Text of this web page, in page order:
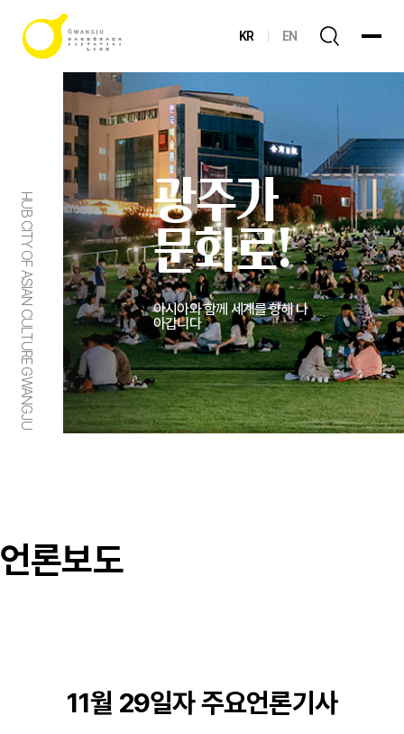
KR EN
HUB CITY OF ASIAN CULTURE GWANGJU
광주가
문화로!
아시아와 함께 세계를 향해 나
아갑니다
언론보도
11월 29일자 주요언론기사